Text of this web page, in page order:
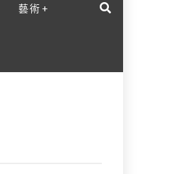
藝術+